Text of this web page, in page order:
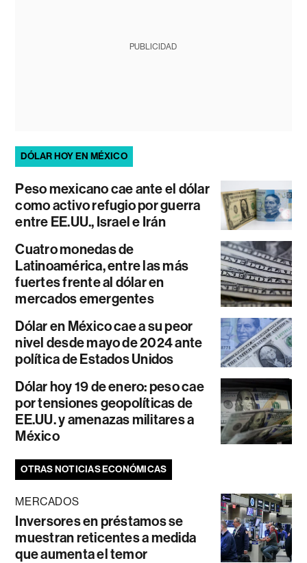
PUBLICIDAD
DÓLAR HOY EN MÉXICO
Peso mexicano cae ante el dólar
como activo refugio por guerra
entre EE.UU., Israel e Irán
Cuatro monedas de
Latinoamérica, entre las más
fuertes frente al dólar en
mercados emergentes
Dólar en México cae a su peor
nivel desde mayo de 2024 ante
política de Estados Unidos
Dólar hoy 19 de enero: peso cae
por tensiones geopolíticas de
EE.UU. y amenazas militares a
México
OTRAS NOTICIAS ECONÓMICAS
MERCADOS
Inversores en préstamos se
muestran reticentes a medida
que aumenta el temor